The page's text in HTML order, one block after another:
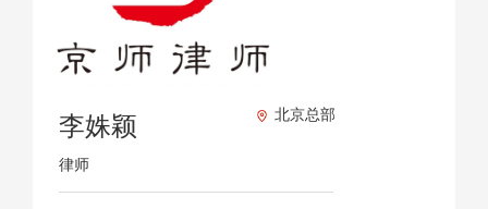
李姝颖
律师
北京总部